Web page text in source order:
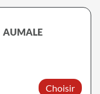
AUMALE
Choisir